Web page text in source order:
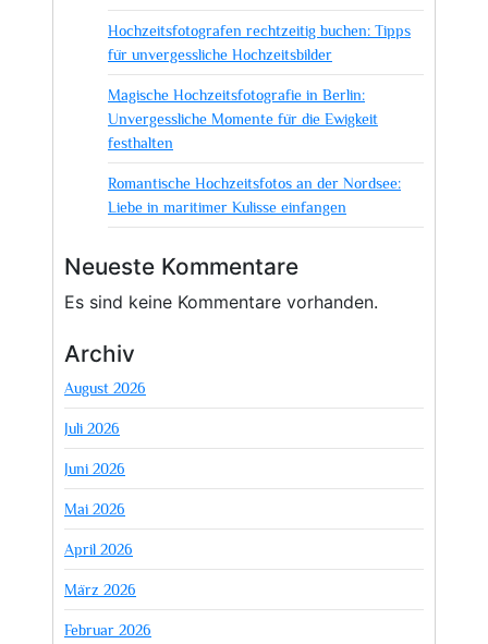
Hochzeitsfotografen rechtzeitig buchen: Tipps
für unvergessliche Hochzeitsbilder
Magische Hochzeitsfotografie in Berlin:
Unvergessliche Momente für die Ewigkeit
festhalten
Romantische Hochzeitsfotos an der Nordsee:
Liebe in maritimer Kulisse einfangen
Neueste Kommentare
Es sind keine Kommentare vorhanden.
Archiv
August 2026
Juli 2026
Juni 2026
Mai 2026
April 2026
März 2026
Februar 2026